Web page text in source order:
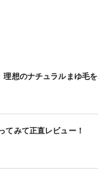
理想のナチュラルまゆ毛を
てみて正直レビュー！